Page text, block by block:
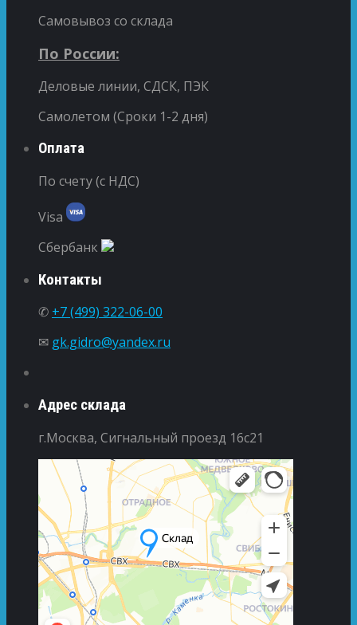
Самовывоз со склада
По России:
Деловые линии, СДСК, ПЭК
Самолетом (Сроки 1-2 дня)
Оплата
По счету (с НДС)
Visa
Сбербанк
Контакты
✆ +7 (499) 322-06-00
✉ gk.gidro@yandex.ru
Адрес склада
г.Москва, Сигнальный проезд 16с21